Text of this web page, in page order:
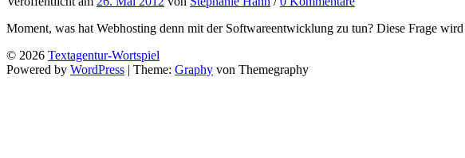
Moment, was hat Webhosting denn mit der Softwareentwicklung zu tun? Diese Frage
© 2026 Textagentur-Wortspiel
Powered by WordPress | Theme: Graphy von Themegraphy